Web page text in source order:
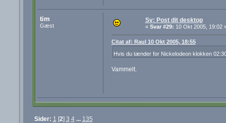
tim
Gæst
Sv: Post dit desktop
« Svar #29: 10 Okt 2005, 19:02
Citat af: Raul 10 Okt 2005, 18:55
Hvis du tænder for Nickelodeon klokken
Vammelt.
Sider: 1 [2] 3 4 ... 135